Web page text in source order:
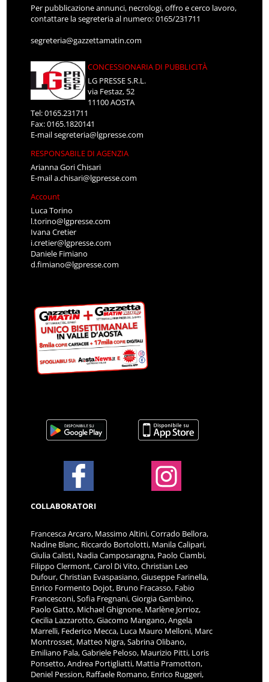
Per pubblicazione annunci, necrologi, offro e cerco lavoro,
contattare la segreteria al numero: 0165/231711
segreteria@gazzettamatin.com
CONCESSIONARIA DI PUBBLICITÀ
LG PRESSE S.R.L.
via Festaz, 52
11100 AOSTA
Tel: 0165.231711
Fax: 0165.1820141
E-mailsegreteria@lgpresse.com
RESPONSABILE DI AGENZIA
Arianna Gori Chisari
E-maila.chisari@lgpresse.com
Account
Luca Torino
l.torino@lgpresse.com
Ivana Cretier
i.cretier@lgpresse.com
Daniele Fimiano
d.fimiano@lgpresse.com
COLLABORATORI
Francesca Arcaro, Massimo Altini, Corrado Bellora,
Nadine Blanc, Riccardo Bortolotti, Manila Calipari,
Giulia Calisti, Nadia Camposaragna, Paolo Ciambi,
Filippo Clermont, Carol Di Vito, Christian Leo
Dufour, Christian Evaspasiano, Giuseppe Farinella,
Enrico Formento Dojot, Bruno Fracasso, Fabio
Francesconi, Sofia Fregnani, Giorgia Gambino,
Paolo Gatto, Michael Ghignone, Marlène Jorrioz,
Cecilia Lazzarotto, Giacomo Mangano, Angela
Marrelli, Federico Mecca, Luca Mauro Melloni, Marc
Montrosset, Matteo Nigra, Sabrina Olibano,
Emiliano Pala, Gabriele Peloso, Maurizio Pitti, Loris
Ponsetto, Andrea Portigliatti, Mattia Pramotton,
Deniel Pession, Raffaele Romano, Enrico Ruggeri,